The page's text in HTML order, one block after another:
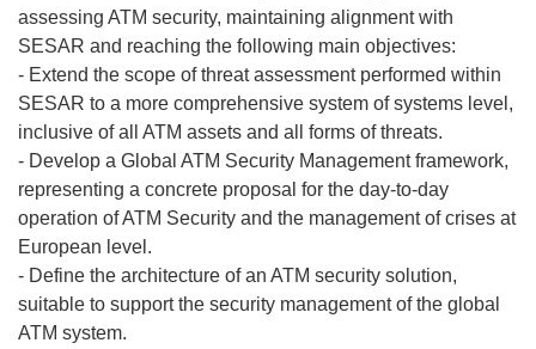
assessing ATM security, maintaining alignment with
SESAR and reaching the following main objectives:
- Extend the scope of threat assessment performed within
SESAR to a more comprehensive system of systems level,
inclusive of all ATM assets and all forms of threats.
- Develop a Global ATM Security Management framework,
representing a concrete proposal for the day-to-day
operation of ATM Security and the management of crises at
European level.
- Define the architecture of an ATM security solution,
suitable to support the security management of the global
ATM system.